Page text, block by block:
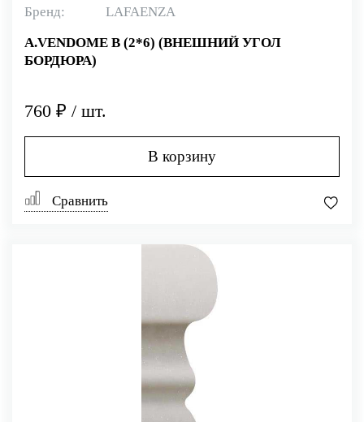
Бренд:
LAFAENZA
A.VENDOME B (2*6) (ВНЕШНИЙ УГОЛ
БОРДЮРА)
760 ₽ / шт.
В корзину
Сравнить